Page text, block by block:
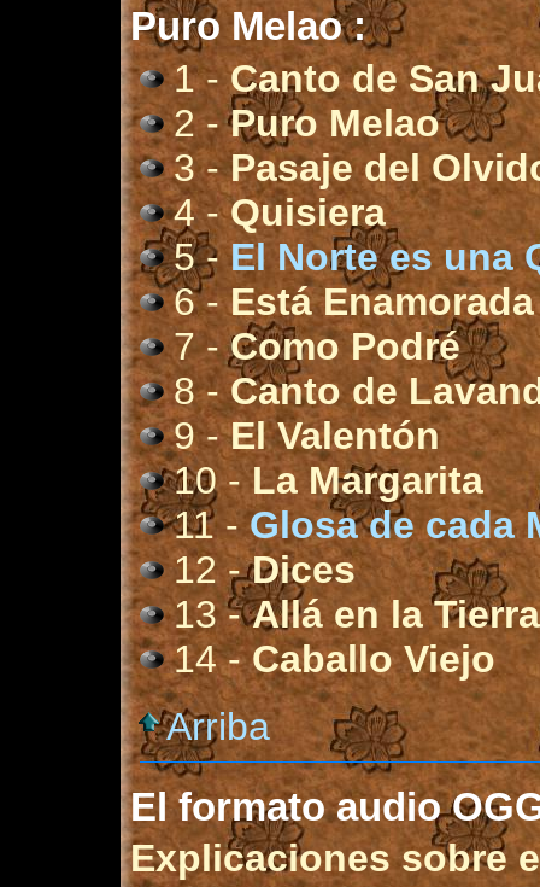
Puro Melao :
1 -Canto de San
2 -Puro Melao
3 -Pasaje del
4 -Quisiera
5 -El Norte es una
6 -Está Enamorada
7 -Como Podré
8 -Canto de
9 -El Valentón
10 -La Margarita
11 -Glosa de cada
12 -Dices
13 -Allá en la Tierra
14 -Caballo Viejo
Arriba
El formato audio
Explicaciones sobre